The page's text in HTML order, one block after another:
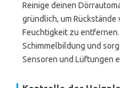
Reinige deinen
gründlich, um
Feuchtigkeit zu
Schimmelbildung und
Sensoren und Lüftungen